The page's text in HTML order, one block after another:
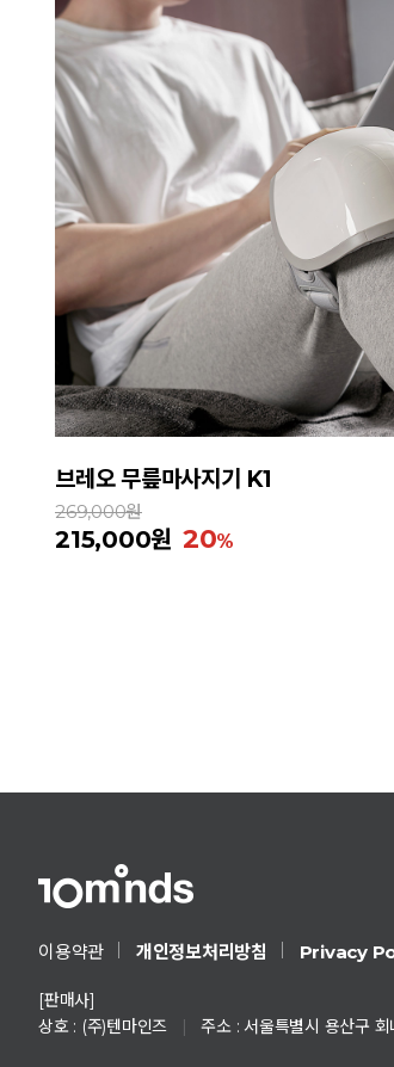
브레오 무릎마사지기 K1
269,000원
215,000원 20
이용약관 개인정보처리방침 Privacy
[판매사]
상호 : (주)텐마인즈
| 주소 : 서울특별시 용산구